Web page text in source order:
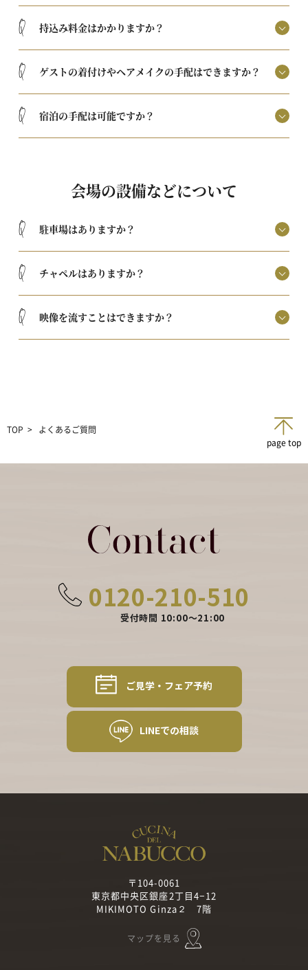
Q 持込み料金はかかりますか？
Q ゲストの着付けやヘアメイクの手配はできますか？
Q 宿泊の手配は可能ですか？
会場の設備などについて
Q 駐車場はありますか？
Q チャペルはありますか？
Q 映像を流すことはできますか？
TOP
よくあるご質問
page top
0120-210-510
受付時間 10:00〜21:00
ご見学・フェア予約
LINEでの相談
〒104-0061
東京都中央区銀座2丁目4−12
MIKIMOTO Ginza２ 7階
マップを見る